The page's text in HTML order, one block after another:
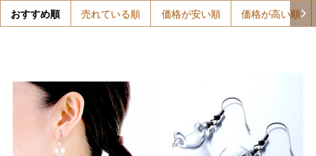
おすすめ順 売れている順 価格が安い順 価格が高い順